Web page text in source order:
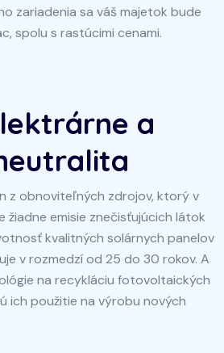
zariadenia sa váš majetok bude
spolu s rastúcimi cenami.
a
z obnoviteľných zdrojov, ktorý v
žiadne emisie znečisťujúcich látok
kvalitných solárnych panelov
v rozmedzí od 25 do 30 rokov. A
na recykláciu fotovoltaických
ich použitie na výrobu nových